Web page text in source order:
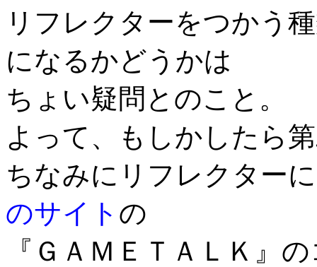
リフレクターをつかう
になるかどうかは
ちょい疑問とのこと。
よって、もしかしたら
ちなみにリフレクター
のサイト の
『ＧＡＭＥＴＡＬＫ』